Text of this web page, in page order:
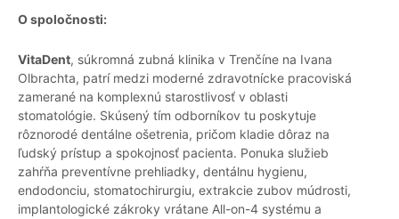
O spoločnosti:
VitaDent, súkromná zubná klinika v Trenčíne na Ivana
Olbrachta, patrí medzi moderné zdravotnícke pracoviská
zamerané na komplexnú starostlivosť v oblasti
stomatológie. Skúsený tím odborníkov tu poskytuje
rôznorodé dentálne ošetrenia, pričom kladie dôraz na
ľudský prístup a spokojnosť pacienta. Ponuka služieb
zahŕňa preventívne prehliadky, dentálnu hygienu,
endodonciu, stomatochirurgiu, extrakcie zubov múdrosti,
implantologické zákroky vrátane All-on-4 systému a